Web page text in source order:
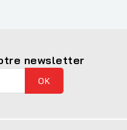
newsletter